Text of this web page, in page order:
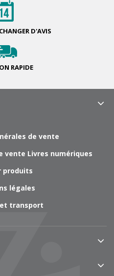
CHANGER D'AVIS
RAPIDE
de vente
vente Livres numériques
produits
légales
transport